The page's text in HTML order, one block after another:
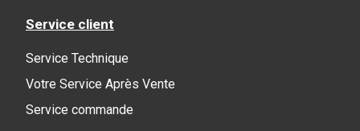
Service client
Service Technique
Votre Service Après Vente
Service commande